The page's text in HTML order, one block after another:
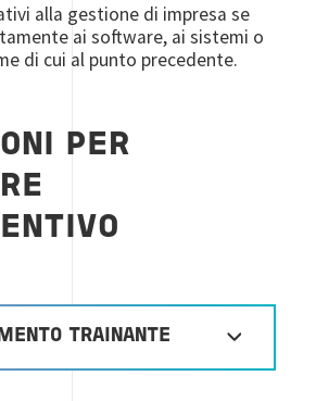
alla gestione di impresa se
ai software, ai sistemi o
di cui al punto precedente.
PER
TRAINANTE